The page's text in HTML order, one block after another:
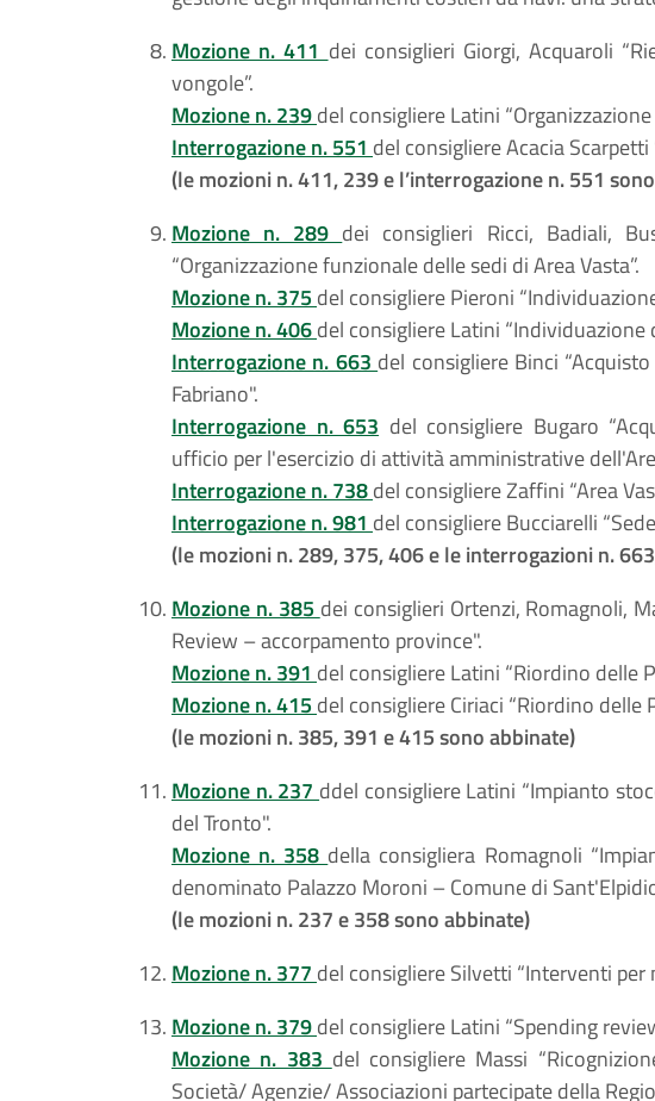
Mozione n. 411 dei consiglieri Giorgi, Acquaroli
vongole”.
Mozione n. 239del consigliere Latini
Interrogazione n. 551 del consigliere Acacia
(le mozioni n. 411, 239 e l’interrogazione n. 551
Mozione n. 289 dei consiglieri Ricci, Badiali,
“Organizzazione funzionale delle sedi di Area Vasta”.
Mozione n. 375 del consigliere Pieroni
Mozione n. 406del consigliere Latini “Individuazione
Interrogazione n. 663 del consigliere Binci
Fabriano".
Interrogazione n. 653 del consigliere Bugaro
ufficio per l'esercizio di attività amministrative
Interrogazione n. 738del consigliere Zaffini “Area
Interrogazione n. 981 del consigliere Bucciarelli
(le mozioni n. 289, 375, 406 e le interrogazioni n.
Mozione n. 385 dei consiglieri Ortenzi, Romagnoli,
Review – accorpamento province".
Mozione n. 391 del consigliere Latini “Riordino delle
Mozione n. 415 del consigliere Ciriaci “Riordino delle
(le mozioni n. 385, 391 e 415 sono abbinate)
Mozione n. 237 ddel consigliere Latini “Impianto
del Tronto".
Mozione n. 358 della consigliera Romagnoli
denominato Palazzo Moroni – Comune di
(le mozioni n. 237 e 358 sono abbinate)
Mozione n. 377 del consigliere Silvetti “Interventi per
Mozione n. 379del consigliere Latini “Spending
Mozione n. 383 del consigliere Massi
Società/ Agenzie/ Associazioni partecipate della